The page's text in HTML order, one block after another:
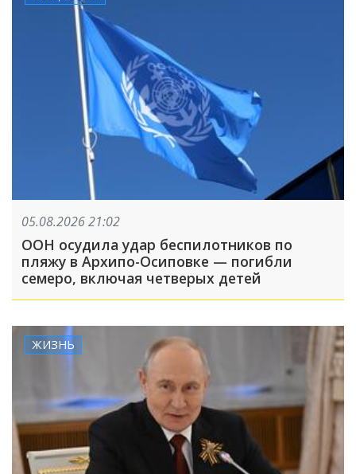
05.08.2026 21:02
ООН осудила удар беспилотников по
пляжу в Архипо-Осиповке — погибли
семеро, включая четверых детей
ЖИЗНЬ